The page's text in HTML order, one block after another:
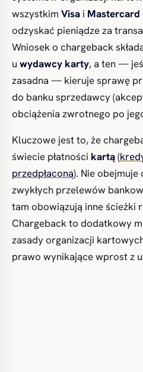
wszystkim Visa i Mastercard
odzyskać pieniądze za
Wniosek o chargeback
u wydawcy karty, a ten —
zasadna — kieruje sprawę
do banku sprzedawcy
obciążenia zwrotnego po
Kluczowe jest to, że
świecie płatności kartą(
przedpłaconą). Nie
zwykłych przelewów
tam obowiązują inne ścieżki
Chargeback to dodatkowy
zasady organizacji
prawo wynikające wprost z